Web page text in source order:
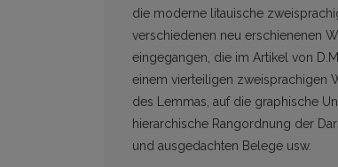
die moderne litauische
verschiedenen neu erschienenen
eingegangen, die im Artikel von
einem vierteiligen zweisprachigen
des Lemmas, auf die graphische
hierarchische Rangordnung der
und ausgedachten Belege usw.